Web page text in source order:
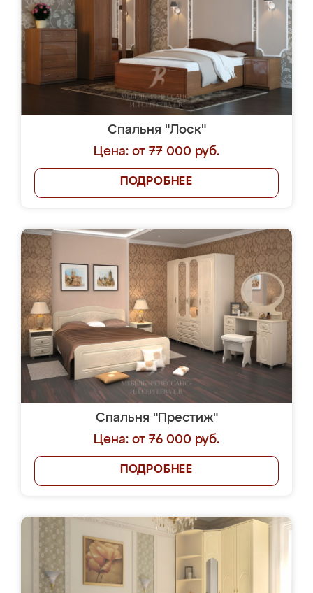
Спальня "Лоск"
Цена: от 77 000 руб.
ПОДРОБНЕЕ
Спальня "Престиж"
Цена: от 76 000 руб.
ПОДРОБНЕЕ